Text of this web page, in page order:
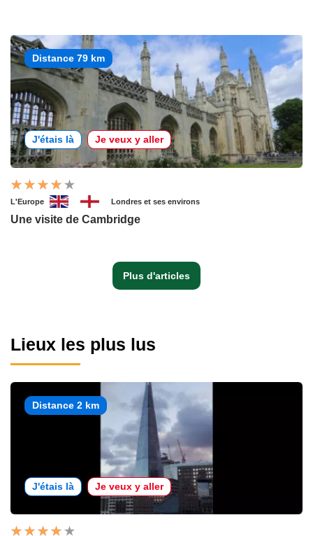
Distance 79 km
J'étais là Je veux y aller
L'Europe Londres et ses environs
Une visite de Cambridge
Plus d'articles
Lieux les plus lus
Distance 2 km
J'étais là Je veux y aller